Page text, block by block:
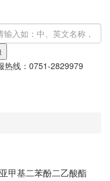
热线： 0751-2829979
甲基二苯酚二乙酸酯